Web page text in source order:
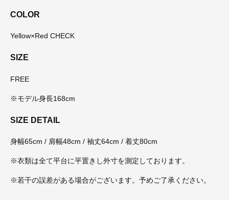
COLOR
Yellow×Red CHECK
SIZE
FREE
※モデル身長168cm
SIZE DETAIL
身幅65cm / 肩幅48cm / 袖丈64cm / 着丈80cm
※衣類は全て平台に平置きし外寸を測定しております。
※若干の誤差がある場合がございます。予めご了承ください。